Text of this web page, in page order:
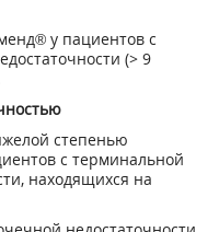
у пациентов с
(> 9
степенью
с терминальной
находящихся на